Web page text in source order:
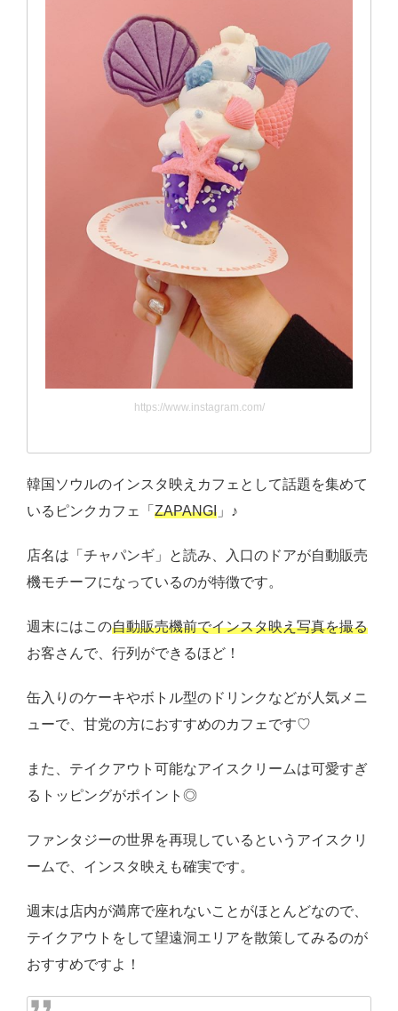
https://www.instagram.com/
韓国ソウルのインスタ映えカフェとして話題を集めて
いるピンクカフェ「 ZAPANGI 」♪
店名は「チャパンギ」と読み、入口のドアが自動販売
機モチーフになっているのが特徴です。
週末にはこの自動販売機前でインスタ映え写真を撮る
お客さんで、行列ができるほど！
缶入りのケーキやボトル型のドリンクなどが人気メニ
ューで、甘党の方におすすめのカフェです♡
また、テイクアウト可能なアイスクリームは可愛すぎ
るトッピングがポイント◎
ファンタジーの世界を再現しているというアイスクリ
ームで、インスタ映えも確実です。
週末は店内が満席で座れないことがほとんどなので、
テイクアウトをして望遠洞エリアを散策してみるのが
おすすめですよ！